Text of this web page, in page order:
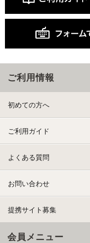
ご利用情報
初めての方へ
ご利用ガイド
よくある質問
お問い合わせ
提携サイト募集
会員メニュー